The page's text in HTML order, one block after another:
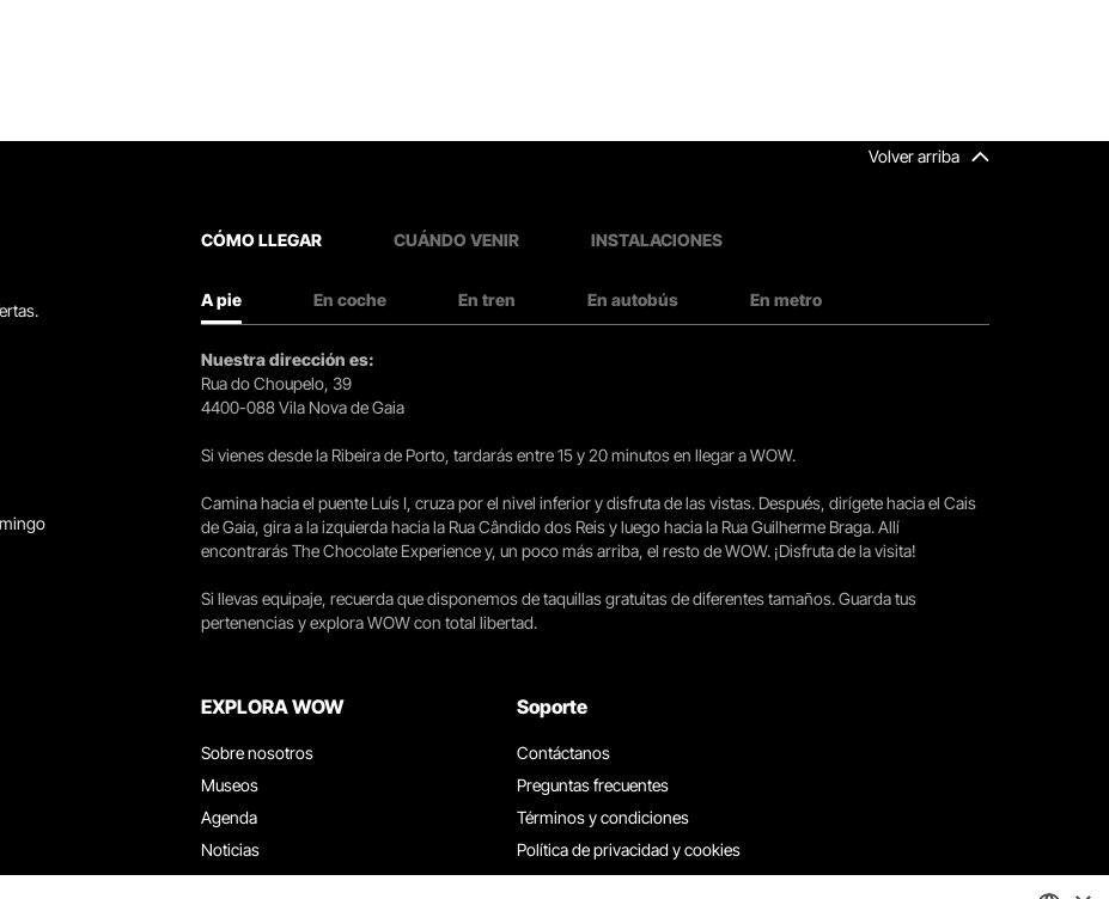
Volver arriba
CÓMO LLEGAR CUÁNDO VENIR INSTALACIONES
A pie En coche En tren En autobús En metro
Nuestra dirección es:
Rua do Choupelo, 39
4400-088 Vila Nova de Gaia
Si vienes desde la Ribeira de Porto, tardarás entre 15 y 20 minutos en llegar a WOW.
Camina hacia el puente Luís I, cruza por el nivel inferior y disfruta de las vistas. Después, dirígete hacia el Cais
de Gaia, gira a la izquierda hacia la Rua Cândido dos Reis y luego hacia la Rua Guilherme Braga. Allí
encontrarás The Chocolate Experience y, un poco más arriba, el resto de WOW. ¡Disfruta de la visita!
Si llevas equipaje, recuerda que disponemos de taquillas gratuitas de diferentes tamaños. Guarda tus
pertenencias y explora WOW con total libertad.
EXPLORA WOW
Sobre nosotros
Museos
Agenda
Noticias
Restaurantes
Soporte
Contáctanos
Preguntas frecuentes
Términos y condiciones
Política de privacidad y cookies
Trabaja con nosotros